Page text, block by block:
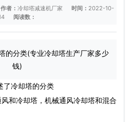
作者： 冷却塔减速机厂家 时间： 2022-10-
阅读数：
冷却塔的分类
冷却塔，机械通风冷却塔和混合